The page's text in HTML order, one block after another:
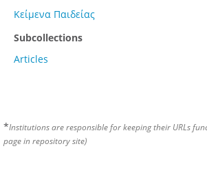
Κείμενα Παιδείας
Subcollections
Articles
*Institutions are responsible for keeping their URLs
page in repository site)